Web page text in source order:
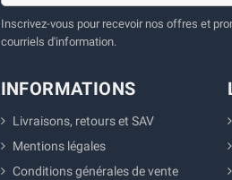
Inscrivez-vous pour recevoir nos offres et
courriels d'information.
INFORMATIONS
Livraisons, retours et SAV
Mentions légales
Conditions générales de vente